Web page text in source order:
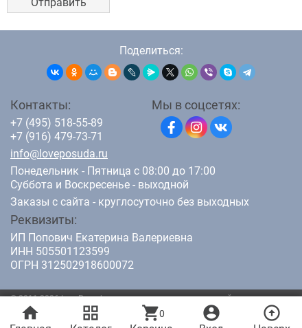
home grid_view shopping_cart0 account_circle arrow_circle_up
Поделиться:
Контакты:
+7 (495) 518-55-89
+7 (916) 479-73-71
info@loveposuda.ru
Понедельник - Пятница с 08:00 до 17:00
Суббота и Воскресенье - выходной
Заказы с сайта - круглосуточно без выходных
Реквизиты:
ИП Попович Екатерина Валериевна
ИНН 505501123599
ОГРН 312502918600072
Мы в соцсетях:
© 2011-2026 LovePosuda.ru - интернет магазин кухонной посуды.
Все права защищены.